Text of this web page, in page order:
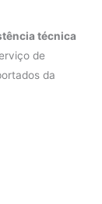
técnica
de
da